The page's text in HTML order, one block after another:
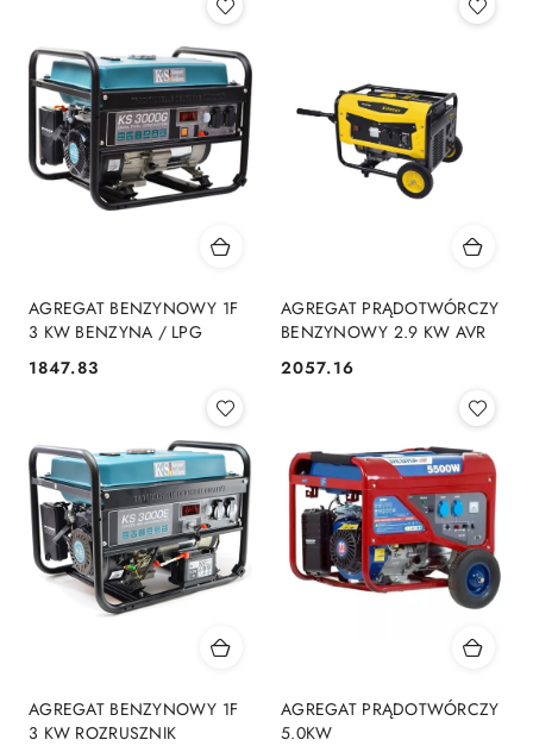
AGREGAT BENZYNOWY 1F
3 KW BENZYNA / LPG
Cena:
1847.83
AGREGAT PRĄDOTWÓRCZY
BENZYNOWY 2.9 KW AVR
Cena:
2057.16
AGREGAT BENZYNOWY 1F
3 KW ROZRUSZNIK
AGREGAT PRĄDOTWÓRCZY
5.0KW